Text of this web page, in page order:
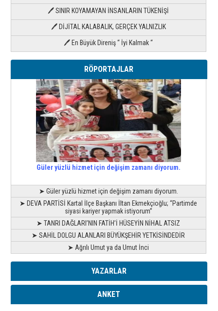
🖊 SINIR KOYAMAYAN İNSANLARIN TÜKENİŞİ
🖊 DİJİTAL KALABALIK, GERÇEK YALNIZLIK
🖊 En Büyük Direniş “ İyi Kalmak “
RÖPORTAJLAR
Güler yüzlü hizmet için değişim zamanı diyorum.
➤ Güler yüzlü hizmet için değişim zamanı diyorum.
➤ DEVA PARTİSİ Kartal İlçe Başkanı İltan Ekmekçioğlu; “Partimde
siyasi kariyer yapmak istiyorum”
➤ TANRI DAĞLARI’NIN FATİH’İ HÜSEYİN NİHAL ATSIZ
➤ SAHİL DOLGU ALANLARI BÜYÜKŞEHİR YETKİSİNDEDİR
➤ Ağrılı Umut ya da Umut İnci
YAZARLAR
ANKET